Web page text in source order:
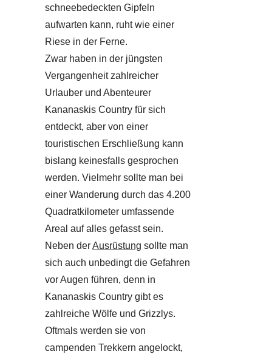
schneebedeckten Gipfeln
aufwarten kann, ruht wie einer
Riese in der Ferne.
Zwar haben in der jüngsten
Vergangenheit zahlreicher
Urlauber und Abenteurer
Kananaskis Country für sich
entdeckt, aber von einer
touristischen Erschließung kann
bislang keinesfalls gesprochen
werden. Vielmehr sollte man bei
einer Wanderung durch das 4.200
Quadratkilometer umfassende
Areal auf alles gefasst sein.
Neben derAusrüstung sollte man
sich auch unbedingt die Gefahren
vor Augen führen, denn in
Kananaskis Country gibt es
zahlreiche Wölfe und Grizzlys.
Oftmals werden sie von
campenden Trekkern angelockt,